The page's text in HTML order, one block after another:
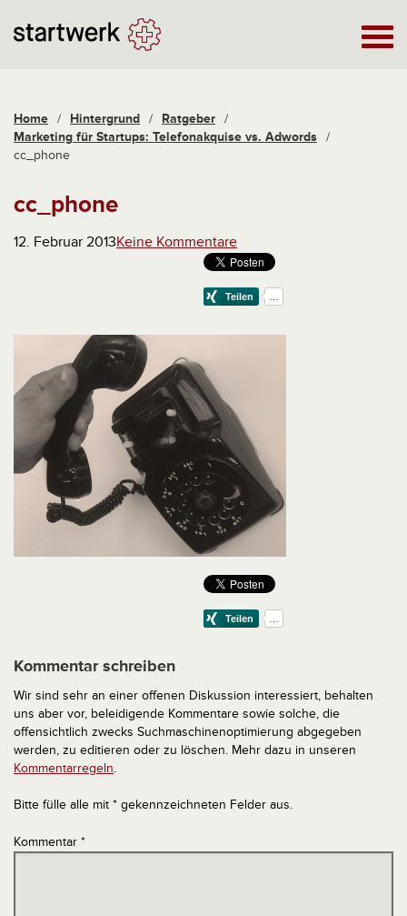
Home / Hintergrund / Ratgeber /
Marketing für Startups: Telefonakquise vs. Adwords /
cc_phone
cc_phone
12. Februar 2013Keine Kommentare
Kommentar schreiben
Wir sind sehr an einer offenen Diskussion interessiert, behalten
uns aber vor, beleidigende Kommentare sowie solche, die
offensichtlich zwecks Suchmaschinenoptimierung abgegeben
werden, zu editieren oder zu löschen. Mehr dazu in unseren
Kommentarregeln.
Bitte fülle alle mit * gekennzeichneten Felder aus.
Kommentar *